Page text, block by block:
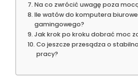
Na co zwrócić uwagę poza
Ile watów do komputera
gamingowego?
Jak krok po kroku dobrać moc
Co jeszcze przesądza o
pracy?